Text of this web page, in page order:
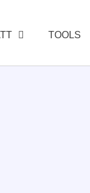
TOOLS